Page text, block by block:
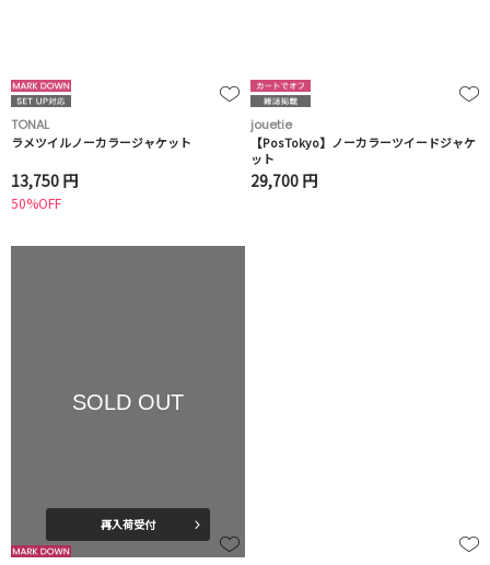
TONAL
ラメツイルノーカラージャケット
13,750 円
50%OFF
jouetie
【PosTokyo】ノーカラーツイードジャケ
ット
29,700 円
SOLD OUT
再入荷受付